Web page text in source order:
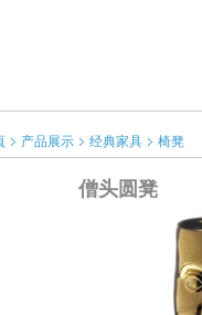
产品展示 经典家具 椅凳
僧头圆凳